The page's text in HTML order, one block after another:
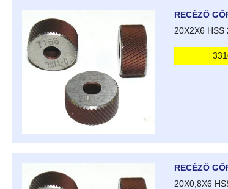
RECÉZŐ
20X2X6 HSS
RECÉZŐ
20X0,8X6